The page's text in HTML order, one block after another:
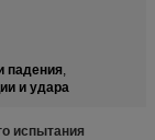
падения,
и удара
испытания